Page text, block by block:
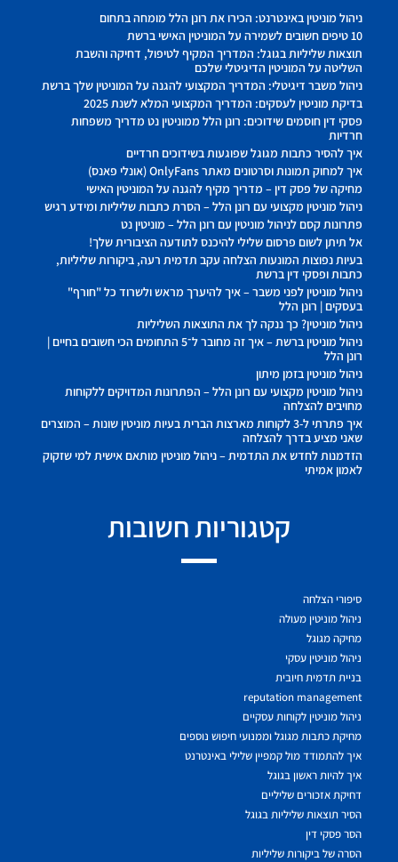
ניהול מוניטין באינטרנט: הכירו את רונן הלל מומחה בתחום
10 טיפים חשובים לשמירה על המוניטין האישי ברשת
תוצאות שליליות בגוגל: המדריך המקיף לטיפול, דחיקה והשבת
השליטה על המוניטין הדיגיטלי שלכם
ניהול משבר דיגיטלי: המדריך המקצועי להגנה על המוניטין שלך ברשת
בדיקת מוניטין לעסקים: המדריך המקצועי המלא לשנת 2025
פסקי דין חוסמים שידוכים: רונן הלל ממוניטין נט מדריך משפחות
חרדיות
איך להסיר כתבות מגוגל שפוגעות בשידוכים חרדיים
איך למחוק תמונות וסרטונים מאתר OnlyFans (אונלי פאנס)
מחיקה של פסק דין – מדריך מקיף להגנה על המוניטין האישי
ניהול מוניטין מקצועי עם רונן הלל – הסרת כתבות שליליות ומידע רגיש
פתרונות קסם לניהול מוניטין עם רונן הלל – מוניטין נט
אל תיתן לשום פרסום שלילי להיכנס לתודעה הציבורית שלך!
בעיות נפוצות המונעות הצלחה עקב תדמית רעה, ביקורות שליליות,
כתבות ופסקי דין ברשת
ניהול מוניטין לפני משבר – איך להיערך מראש ולשרוד כל "חורף"
בעסקים | רונן הלל
ניהול מוניטין? כך ננקה לך את התוצאות השליליות
ניהול מוניטין ברשת – איך זה מחובר ל־5 התחומים הכי חשובים בחיים |
רונן הלל
ניהול מוניטין בזמן מיתון
ניהול מוניטין מקצועי עם רונן הלל – הפתרונות המדויקים ללקוחות
מחויבים להצלחה
איך פתרתי ל-3 לקוחות מארצות הברית בעיות מוניטין שונות – המוצרים
שאני מציע בדרך להצלחה
הזדמנות לחדש את התדמית – ניהול מוניטין מותאם אישית למי שזקוק
לאמון אמיתי
קטגוריות חשובות
סיפורי הצלחה
ניהול מוניטין מעולה
מחיקה מגוגל
ניהול מוניטין עסקי
בניית תדמית חיובית
reputation management
ניהול מוניטין לקוחות עסקיים
מחיקת כתבות מגוגל וממנועי חיפוש נוספים
איך להתמודד מול קמפיין שלילי באינטרנט
איך להיות ראשון בגוגל
דחיקת אזכורים שליליים
הסיר תוצאות שליליות בגוגל
הסר פסקי דין
הסרה של ביקורות שליליות